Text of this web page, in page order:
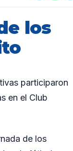
los
participaron
en el Club
de los